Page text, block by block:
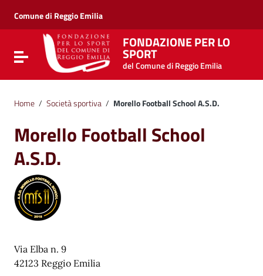
Vai al menu di navigazione
Vai al footer
Comune di Reggio Emilia
Attiva / disattiva la navigazione
FONDAZIONE PER LO
SPORT
del Comune di Reggio Emilia
Home / Società sportiva / Morello Football School A.S.D.
Morello Football School
A.S.D.
Via Elba n. 9
42123 Reggio Emilia